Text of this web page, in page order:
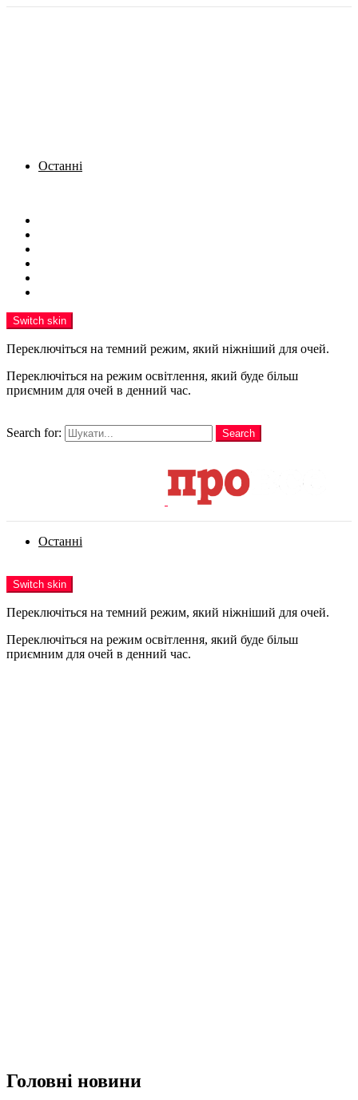
Останні
Switch skin
Переключіться на темний режим, який ніжніший для очей.
Переключіться на режим освітлення, який буде більш
приємним для очей в денний час.
Search for:
Search
Останні
Switch skin
Переключіться на темний режим, який ніжніший для очей.
Переключіться на режим освітлення, який буде більш
приємним для очей в денний час.
Головні новини